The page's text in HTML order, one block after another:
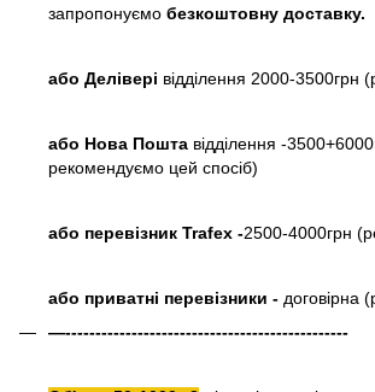
запропонуємо безкоштовну доставку.
або Делівері відділення 2000-3500грн
або Нова Пошта відділення -
рекомендуємо цей спосіб)
або перевізник Trafex -2500-4000грн
або приватні перевізники - договірна
—-----------------------------------------------